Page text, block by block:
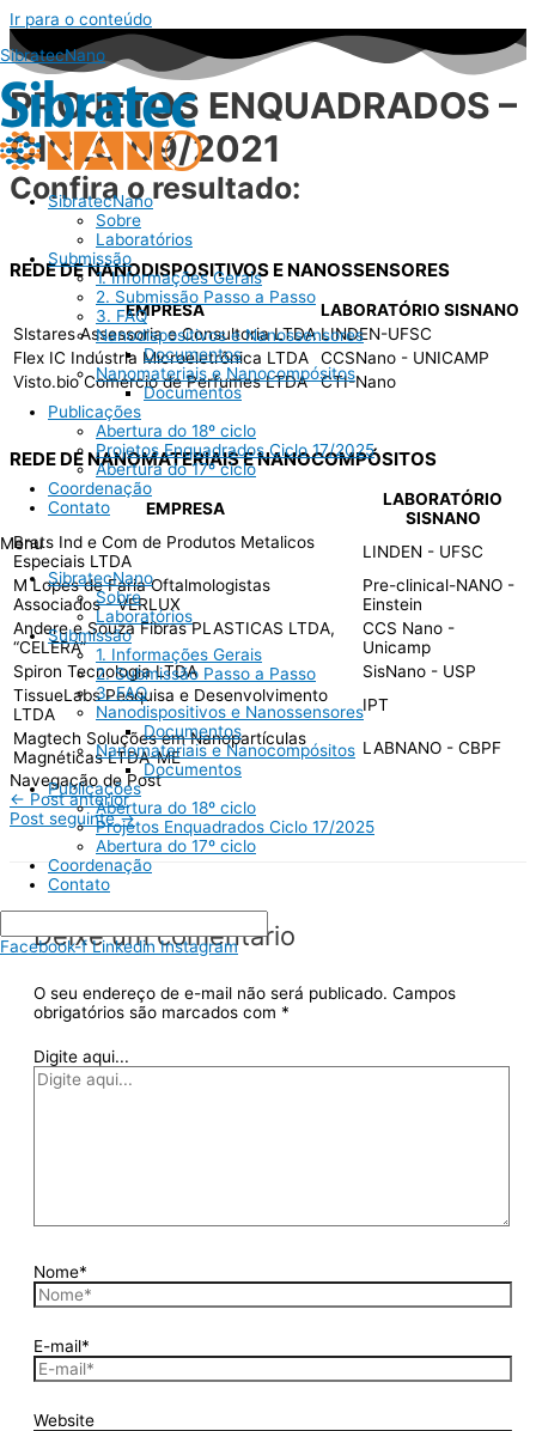
Ir para o conteúdo
SibratecNano
SibratecNano
Sobre
Laboratórios
Submissão
1. Informações Gerais
2. Submissão Passo a Passo
3. FAQ
Nanodispositivos e Nanossensores
Documentos
Nanomateriais e Nanocompósitos
Documentos
Publicações
Abertura do 18º ciclo
Projetos Enquadrados Ciclo 17/2025
Abertura do 17º ciclo
Coordenação
Contato
Menu
SibratecNano
Sobre
Laboratórios
Submissão
1. Informações Gerais
2. Submissão Passo a Passo
3. FAQ
Nanodispositivos e Nanossensores
Documentos
Nanomateriais e Nanocompósitos
Documentos
Publicações
Abertura do 18º ciclo
Projetos Enquadrados Ciclo 17/2025
Abertura do 17º ciclo
Coordenação
Contato
Facebook-f Linkedin Instagram
PROJETOS ENQUADRADOS –
CICLO 09/2021
Confira o resultado:
REDE DE NANODISPOSITIVOS E NANOSSENSORES
EMPRESA
LABORATÓRIO SISNANO
Slstares Assessoria e Consultoria LTDA LINDEN-UFSC
Flex IC Indústria Microeletrônica LTDA
CCSNano - UNICAMP
Visto.bio Comércio de Perfumes LTDA
CTI-Nano
REDE DE NANOMATERIAIS E NANOCOMPÓSITOS
EMPRESA
LABORATÓRIO
SISNANO
Brats Ind e Com de Produtos Metalicos
Especiais LTDA
LINDEN - UFSC
M Lopes de Faria Oftalmologistas
Associados - VERLUX
Pre-clinical-NANO -
Einstein
Andere e Souza Fibras PLASTICAS LTDA,
“CELERA”
CCS Nano -
Unicamp
Spiron Tecnologia LTDA
SisNano - USP
TissueLabs Pesquisa e Desenvolvimento
LTDA
IPT
Magtech Soluções em Nanopartículas
Magnéticas LTDA-ME
LABNANO - CBPF
Navegação de Post
← Post anterior
Post seguinte→
Deixe um comentário
O seu endereço de e-mail não será publicado. Campos
obrigatórios são marcados com *
Digite aqui...
Nome*
E-mail*
Website